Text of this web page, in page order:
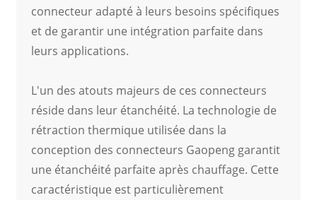
connecteur adapté à leurs besoins spécifiques
et de garantir une intégration parfaite dans
leurs applications.
L'un des atouts majeurs de ces connecteurs
réside dans leur étanchéité. La technologie de
rétraction thermique utilisée dans la
conception des connecteurs Gaopeng garantit
une étanchéité parfaite après chauffage. Cette
caractéristique est particulièrement